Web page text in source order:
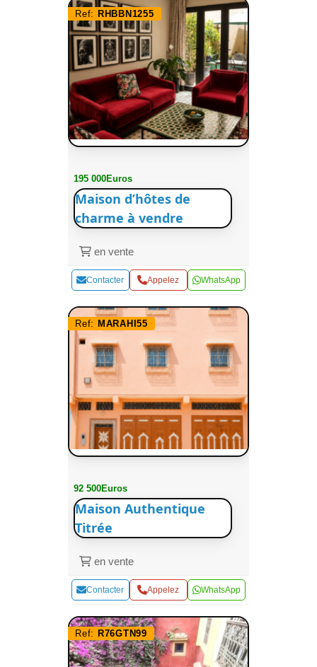
Ref: RHBBN1255
195 000Euros
Maison d’hôtes de
charme à vendre
en vente
Contacter Appelez WhatsApp
Ref: MARAHI55
92 500Euros
Maison Authentique
Titrée
en vente
Contacter Appelez WhatsApp
Ref: R76GTN99